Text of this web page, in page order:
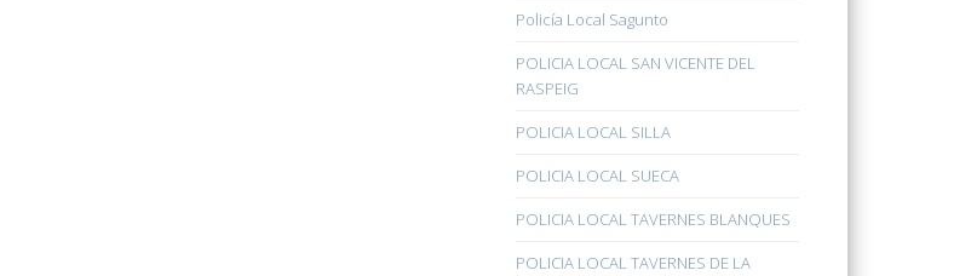
Policía Local Sagunto
POLICIA LOCAL SAN VICENTE DEL
RASPEIG
POLICIA LOCAL SILLA
POLICIA LOCAL SUECA
POLICIA LOCAL TAVERNES BLANQUES
POLICIA LOCAL TAVERNES DE LA